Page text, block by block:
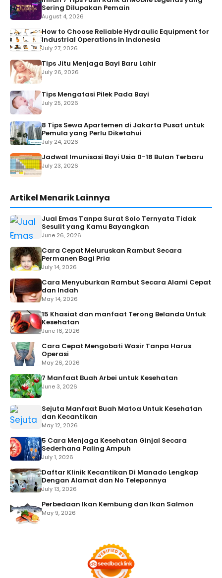
Sering Dilupakan Pemain
August 4, 2026
How to Choose Reliable Hydraulic Equipment for
Industrial Operations in Indonesia
July 27, 2026
Tips Jitu Menjaga Bayi Baru Lahir
July 26, 2026
Tips Mengatasi Pilek Pada Bayi
July 25, 2026
8 Tips Sewa Apartemen di Jakarta Pusat untuk
Pemula yang Perlu Diketahui
July 24, 2026
Jadwal Imunisasi Bayi Usia 0-18 Bulan Terbaru
July 23, 2026
Artikel Menarik Lainnya
Jual Emas Tanpa Surat Solo Ternyata Tidak
Sesulit yang Kamu Bayangkan
June 26, 2026
Cara Cepat Meluruskan Rambut Secara
Permanen Bagi Pria
July 14, 2026
Cara Menyuburkan Rambut Secara Alami Cepat
dan Indah
May 14, 2026
15 Khasiat dan manfaat Terong Belanda Untuk
Kesehatan
June 16, 2026
Cara Cepat Mengobati Wasir Tanpa Harus
Operasi
May 26, 2026
7 Manfaat Buah Arbei untuk Kesehatan
June 3, 2026
Sejuta Manfaat Buah Matoa Untuk Kesehatan
dan Kecantikan
May 12, 2026
5 Cara Menjaga Kesehatan Ginjal Secara
Sederhana Paling Ampuh
July 1, 2026
Daftar Klinik Kecantikan Di Manado Lengkap
Dengan Alamat dan No Teleponnya
July 13, 2026
Perbedaan Ikan Kembung dan Ikan Salmon
May 9, 2026